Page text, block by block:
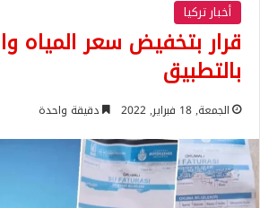
أخبار تركيا
قرار بتخفيض سعر المياه
بالتطبيق
الجمعة, 18 فبراير, 2022 دقيقة واحدة